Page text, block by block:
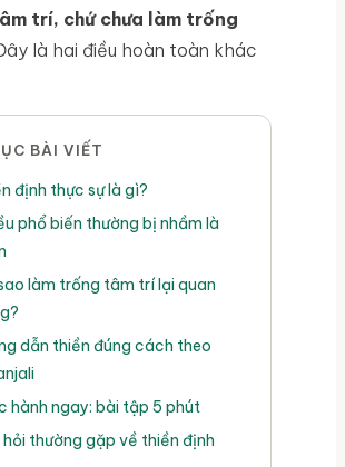
trí, chứ chưa làm trống
là hai điều hoàn toàn khác
BÀI VIẾT
định thực sự là gì?
phổ biến thường bị nhầm là
làm trống tâm trí lại quan
dẫn thiền đúng cách theo
hành ngay: bài tập 5 phút
hỏi thường gặp về thiền định